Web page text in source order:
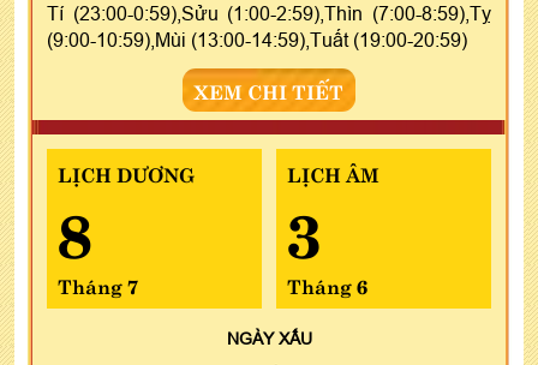
Tí (23:00-0:59),Sửu (1:00-2:59),Thìn (7:00-8:59),Tỵ
(9:00-10:59),Mùi (13:00-14:59),Tuất (19:00-20:59)
XEM CHI TIẾT
LỊCH DƯƠNG
8
Tháng 7
LỊCH ÂM
3
Tháng 6
NGÀYXẤU